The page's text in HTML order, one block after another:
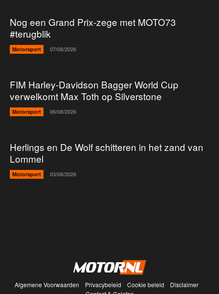
Nog een Grand Prix-zege met MOTO73
#terugblik
Motorsport 07/08/2026
FIM Harley-Davidson Bagger World Cup
verwelkomt Max Toth op Silverstone
Motorsport 06/08/2026
Herlings en De Wolf schitteren in het zand van
Lommel
Motorsport 03/08/2026
Algemene Voorwaarden Privacybeleid Cookie beleid
Disclaimer